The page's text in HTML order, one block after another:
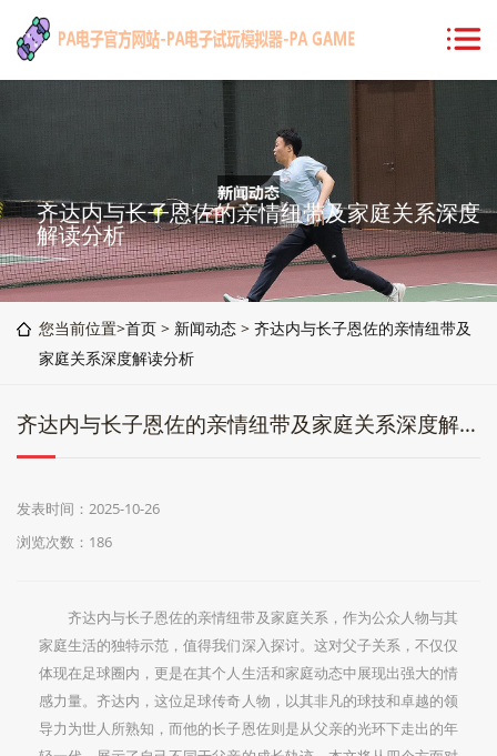
齐达内与长子恩佐的亲情纽带及家庭关系深度
解读分析
您当前位置>首页 > 新闻动态 > 齐达内与长子恩佐的亲情纽带及
家庭关系深度解读分析
齐达内与长子恩佐的亲情纽带及家庭关系深度解读分析
发表时间：2025-10-26
浏览次数：186
齐达内与长子恩佐的亲情纽带及家庭关系，作为公众人物与其
家庭生活的独特示范，值得我们深入探讨。这对父子关系，不仅仅
体现在足球圈内，更是在其个人生活和家庭动态中展现出强大的情
感力量。齐达内，这位足球传奇人物，以其非凡的球技和卓越的领
导力为世人所熟知，而他的长子恩佐则是从父亲的光环下走出的年